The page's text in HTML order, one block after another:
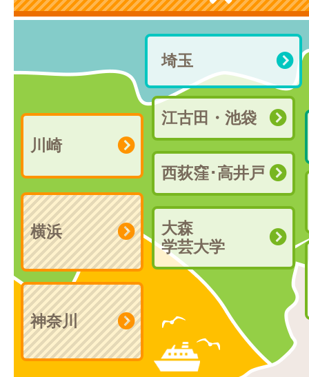
埼玉
神奈川
江古田・池袋
西荻窪･高井戸
大森
学芸大学
川崎
横浜